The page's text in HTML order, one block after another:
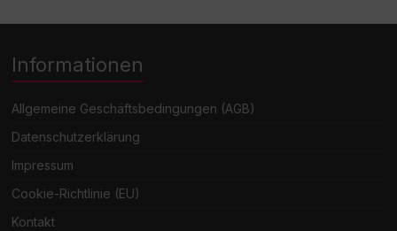
Informationen
Allgemeine Geschäftsbedingungen (AGB)
Datenschutzerklärung
Impressum
Cookie-Richtlinie (EU)
Kontakt